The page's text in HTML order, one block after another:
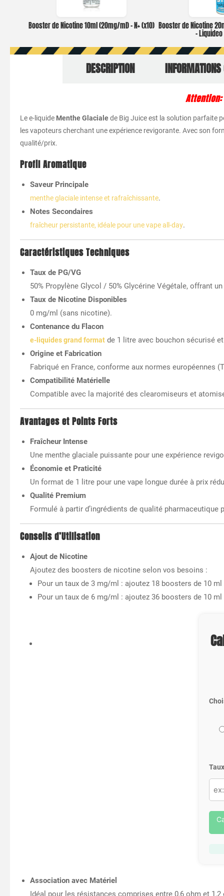
Booster de Nicotine 10ml (20mg/ml) – N+ (x10) Booster de Nicotine
–
DESCRIPTION
Attention:
Le e-liquide Menthe Glacialede Big Juice est la solution parfaite
les vapoteurs cherchant une expérience revigorante. Avec son
qualité/prix.
Profil Aromatique
Saveur Principale
menthe glaciale intense et rafraîchissante.
Notes Secondaires
fraîcheur persistante, idéale pour une vape all-day.
Caractéristiques Techniques
Taux de PG/VG
50% Propylène Glycol / 50% Glycérine Végétale, offrant
Taux de Nicotine Disponibles
0 mg/ml (sans nicotine).
Contenance du Flacon
e-liquides grand format de 1 litre avec bouchon sécurisé
Origine et Fabrication
Fabriqué en France, conforme aux normes européennes
Compatibilité Matérielle
Compatible avec la majorité des clearomiseurs et
Avantages et Points Forts
Fraîcheur Intense
Une menthe glaciale puissante pour une expérience
Économie et Praticité
Un format de 1 litre pour une vape longue durée à prix
Qualité Premium
Formulé à partir d’ingrédients de qualité pharmaceutique
Conseils d’Utilisation
Ajout de Nicotine
Ajoutez des boosters de nicotine selon vos besoins :
Pour un taux de 3 mg/ml : ajoutez 18 boosters de 10
Pour un taux de 6 mg/ml : ajoutez 36 boosters de 10
Association avec Matériel
Idéal pour les résistances comprises entre 0,6 ohm et 1,2